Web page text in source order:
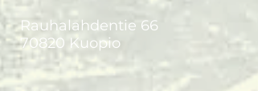
Rauhalahdentie 66
70820 Kuopio